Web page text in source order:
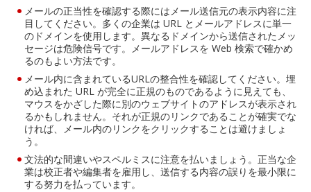
メールの正当性を確認する際にはメール送信元の表示内容に注
目してください。多くの企業は URL とメールアドレスに単一
のドメインを使用します。異なるドメインから送信されたメッ
セージは危険信号です。メールアドレスを Web 検索で確かめ
るのもよい方法です。
メール内に含まれているURLの整合性を確認してください。埋
め込まれた URL が完全に正規のものであるように見えても、
マウスをかざした際に別のウェブサイトのアドレスが表示され
るかもしれません。それが正規のリンクであることが確実でな
ければ、メール内のリンクをクリックすることは避けましょ
う。
文法的な間違いやスペルミスに注意を払いましょう。正当な企
業は校正者や編集者を雇用し、送信する内容の誤りを最小限に
する努力を払っています。